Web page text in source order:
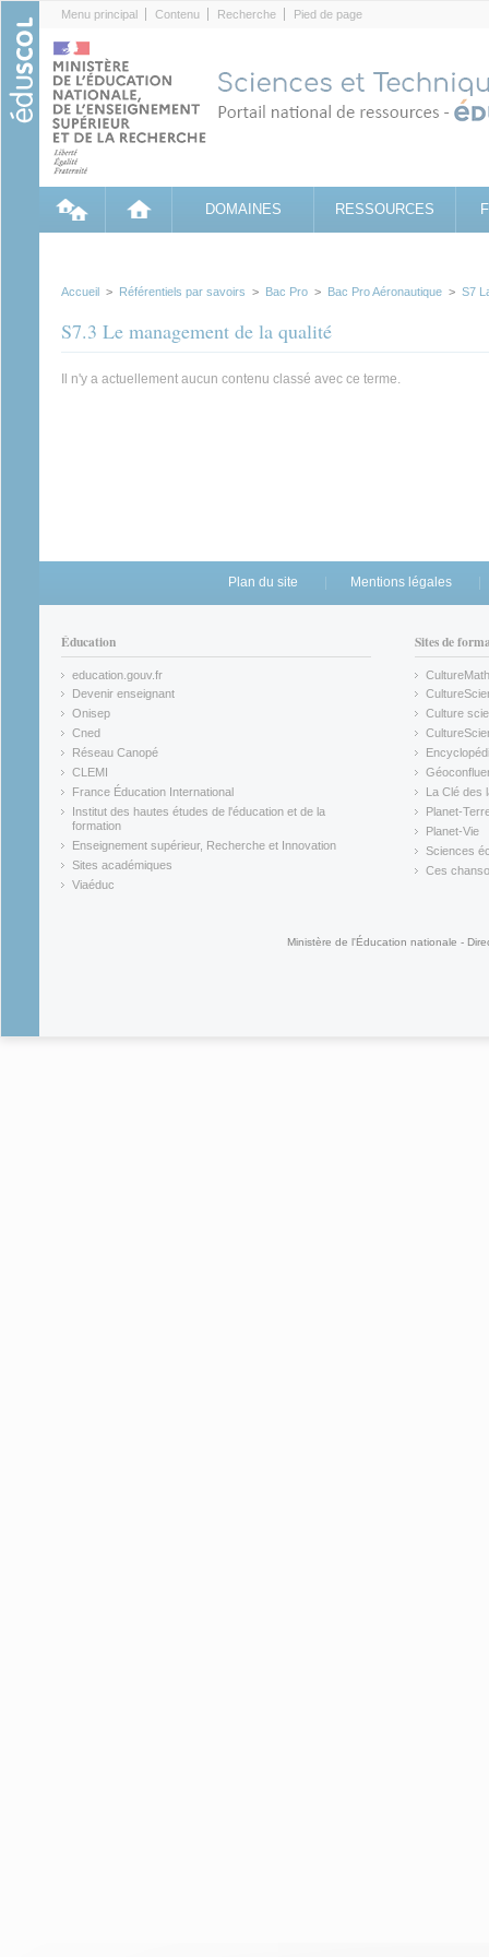
Menu principal Contenu Recherche Pied de page
DOMAINES RESSOURCES
Accueil > Référentiels par savoirs > Bac Pro > Bac Pro Aéronautique > S7
S7.3 Le management de la qualité
Il n'y a actuellement aucun contenu classé avec ce terme.
Plan du site Mentions légales
Éducation
education.gouv.fr
(link is external)
Devenir enseignant
(link is external)
Onisep
(link is external)
Cned
(link is external)
Réseau Canopé
(link is external)
CLEMI
(link is external)
France Éducation International
(link is external)
Institut des hautes études de l'éducation et de la
formation
(link is external)
Enseignement supérieur, Recherche et Innovation
(link is external)
Sites académiques
(link is external)
Viaéduc
Sites de
CultureMath
(link is
(link is
Culture
(link is
(link is
(link is
La Clé des
(link is
Planet-
(link is
Planet-Vie
(link is
Sciences
(link is
Ces
Ministère de l'Éducation nationale -